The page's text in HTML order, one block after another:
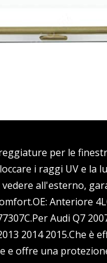
per le
i raggi UV e la
vedere all'esterno,
Anteriore
Audi Q7
2014 2015.Che è
e offre una